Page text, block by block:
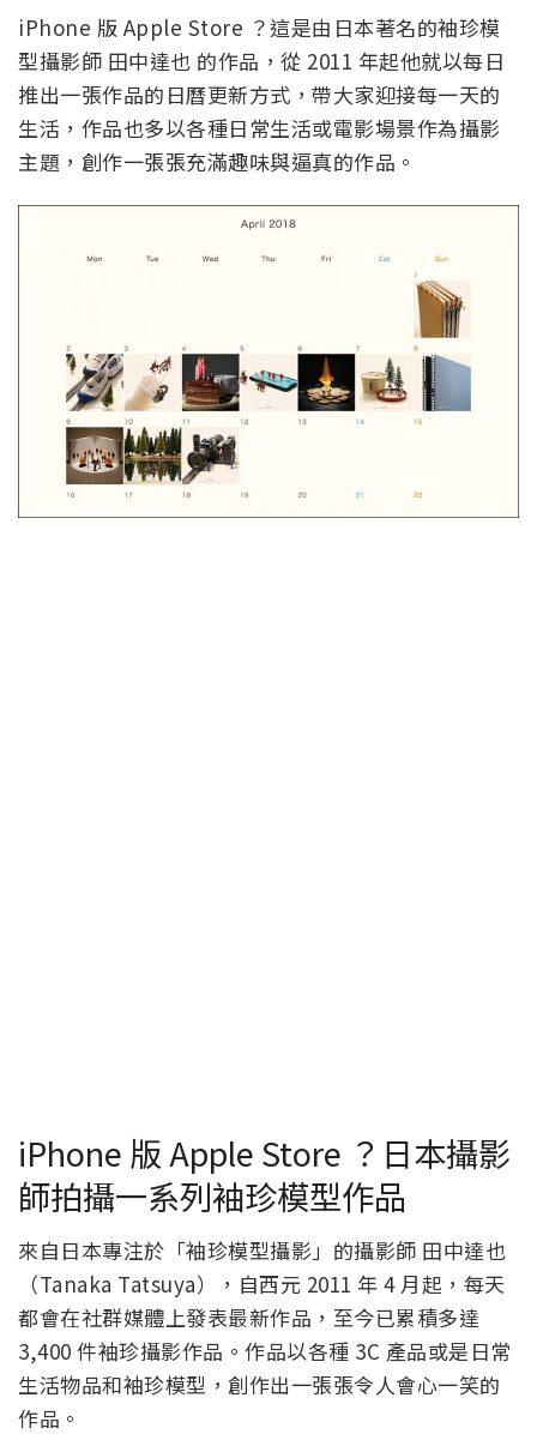
iPhone 版 Apple Store ？這是由日本著名的袖珍模
型攝影師 田中達也 的作品，從 2011 年起他就以每日
推出一張作品的日曆更新方式，帶大家迎接每一天的
生活，作品也多以各種日常生活或電影場景作為攝影
主題，創作一張張充滿趣味與逼真的作品。
iPhone 版 Apple Store ？日本攝影
師拍攝一系列袖珍模型作品
來自日本專注於「袖珍模型攝影」的攝影師 田中達也
（Tanaka Tatsuya），自西元 2011 年 4 月起，每天
都會在社群媒體上發表最新作品，至今已累積多達
3,400 件袖珍攝影作品。作品以各種 3C 產品或是日常
生活物品和袖珍模型，創作出一張張令人會心一笑的
作品。